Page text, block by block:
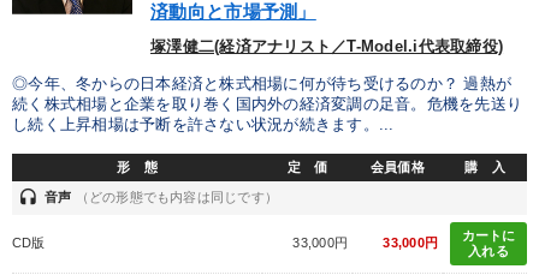
【最新刊】精神科医・和田秀樹の「老いない力」＋健康な社長と
会社をつくる厳選講話
集２タイトル
2025年春季全国経営者セミナー収録講演ＣＤ・講演ＤＶＤ・デジ
済動向と市場予測」
塚澤健二(経済アナリスト／T-Model.i代表取締役)
◎今年、冬からの日本経済と株式相場に何が待ち受けるのか？ 過熱が
続く株式相場と企業を取り巻く国内外の経済変調の足音。危機を先送り
し続く上昇相場は予断を許さない状況が続きます。...
形 態 定 価 会員価格 購 入
headset 音声 （どの形態でも内容は同じです）
CD版 33,000円 33,000円
カートに
入れる